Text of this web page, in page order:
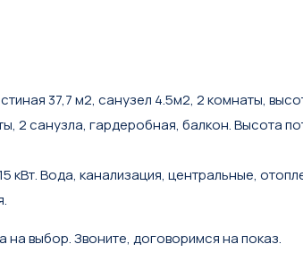
37,7 м2, санузел 4.5м2, 2 комнаты,
2 санузла, гардеробная, балкон. Высота
кВт. Вода, канализация, центральные,
на выбор. Звоните, договоримся на показ.